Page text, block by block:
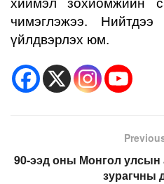
хиймэл зохиомжийн
чимэглэжээ.
үйлдвэрлэх юм.
90-ээд оны Монгол улсын
зурагчны